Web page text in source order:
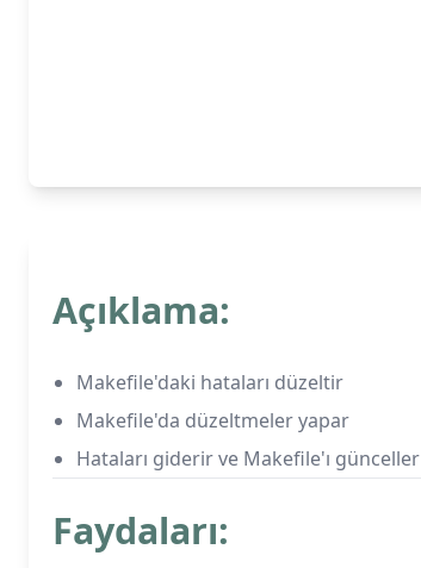
Açıklama:
Makefile'daki hataları düzeltir
Makefile'da düzeltmeler yapar
Hataları giderir ve Makefile'ı günceller
Faydaları: